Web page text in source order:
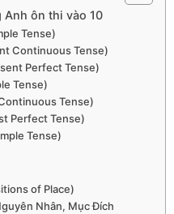
Anh ôn thi vào 10
Tense)
Continuous Tense)
Perfect Tense)
Tense)
Tense)
Perfect Tense)
Tense)
of Place)
Nhân, Mục Đích